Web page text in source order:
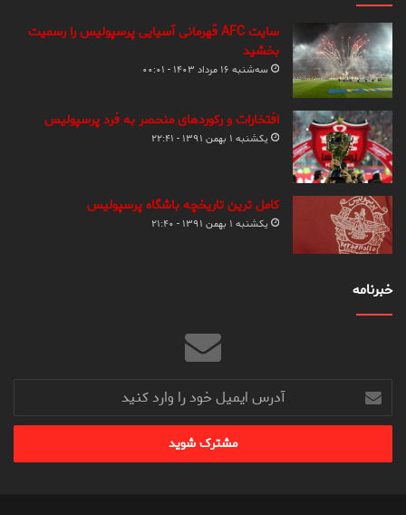
سایت AFC قهرمانی آسیایی پرسپولیس را رسمیت
بخشید
سه‌شنبه ۱۶ مرداد ۱۴۰۳ - ۰۰:۰۱
افتخارات و رکوردهای منحصر به فرد پرسپولیس
یکشنبه ۱ بهمن ۱۳۹۱ - ۲۲:۴۱
کامل ترین تاریخچه باشگاه پرسپولیس
یکشنبه ۱ بهمن ۱۳۹۱ - ۲۱:۴۰
خبرنامه
آدرس
ایمیل
خود
وارد